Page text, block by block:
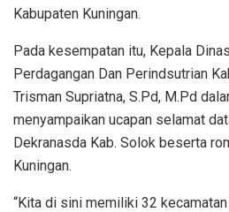
Kabupaten Kuningan.
Pada kesempatan itu, Kepala
Perdagangan Dan Perindsutrian
Trisman Supriatna, S.Pd, M.Pd
menyampaikan ucapan selamat
Dekranasda Kab. Solok beserta
Kuningan.
“Kita di sini memiliki 32